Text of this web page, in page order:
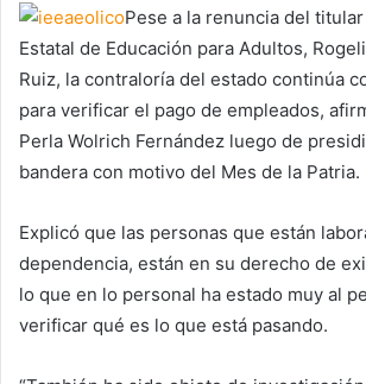
Pese a la renuncia del
Estatal de Educación para Adultos,
Ruiz, la contraloría del estado continúa
para verificar el pago de empleados,
Perla Wolrich Fernández luego de
bandera con motivo del Mes de la Patria.
Explicó que las personas que están
dependencia, están en su derecho de
lo que en lo personal ha estado muy al
verificar qué es lo que está pasando.